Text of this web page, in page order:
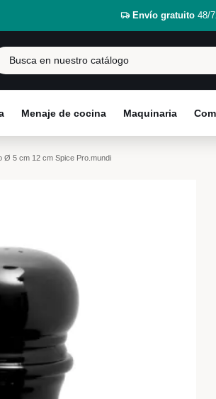
Envío gratuito48/
Menaje de cocina Maquinaria
Ø 5 cm 12 cm Spice Pro.mundi